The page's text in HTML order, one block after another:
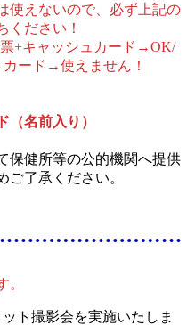
使えないので、必ず上記の
ください！
+キャッシュカード→OK/
ード→使えません！
（名前入り）
保健所等の公的機関へ提供
ご了承ください。
ト撮影会を実施いたしま